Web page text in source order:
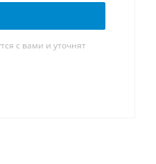
с вами и уточнят